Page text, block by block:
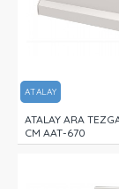
ATALAY
ATALAY ARA
CM AAT-670